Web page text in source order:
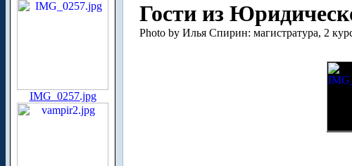
IMG_0257.jpg
Гости из
Photo by Илья Спирин: магистратура, 2